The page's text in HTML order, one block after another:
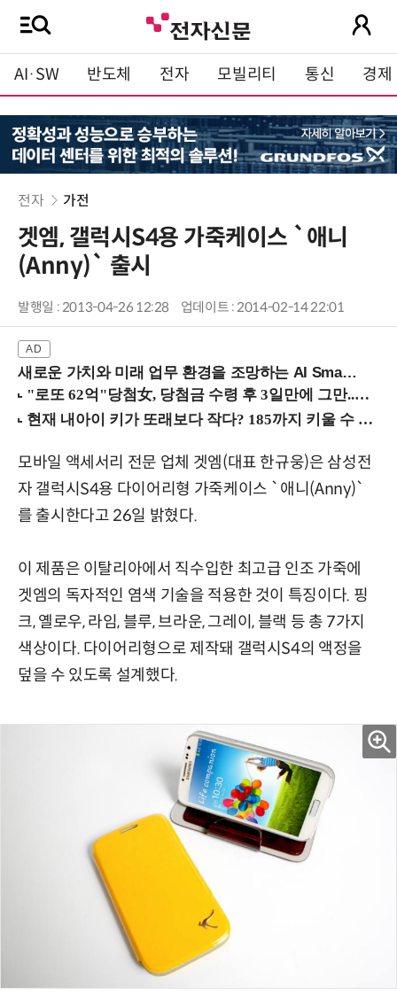
AI·SW 반도체 전자 모빌리티 통신 경제
전자 가전
겟엠, 갤럭시S4용 가죽케이스 `애니
(Anny)` 출시
발행일 : 2013-04-26 12:28 업데이트 : 2014-02-14 22:01
새로운 가치와 미래 업무 환경을 조망하는 AI Smart Work Summit 2026 (9/11 코엑스)
모바일 액세서리 전문 업체 겟엠(대표 한규웅)은 삼성전
자 갤럭시S4용 다이어리형 가죽케이스 `애니(Anny)`
를 출시한다고 26일 밝혔다.
이 제품은 이탈리아에서 직수입한 최고급 인조 가죽에
겟엠의 독자적인 염색 기술을 적용한 것이 특징이다. 핑
크, 옐로우, 라임, 블루, 브라운, 그레이, 블랙 등 총 7가지
색상이다. 다이어리형으로 제작돼 갤럭시S4의 액정을
덮을 수 있도록 설계했다.